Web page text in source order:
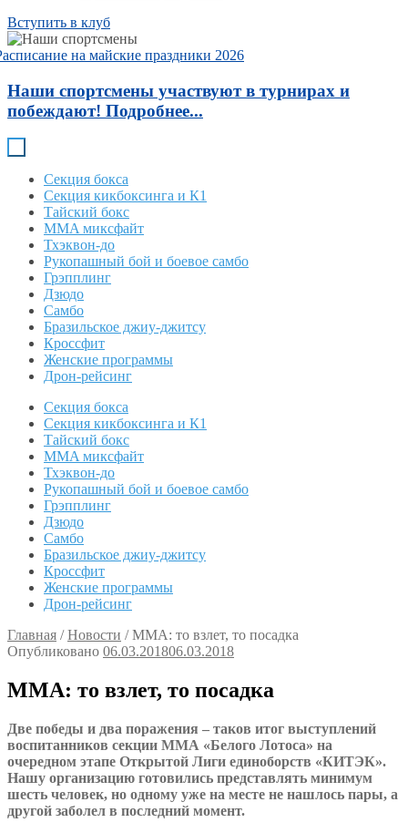
Вступить в клуб
на майские праздники 2026
Наши спортсмены участвуют в турнирах и
побеждают! Подробнее...
Секция бокса
Секция кикбоксинга и К1
Тайский бокс
MMA миксфайт
Тхэквон-до
Рукопашный бой и боевое самбо
Грэпплинг
Дзюдо
Самбо
Бразильское джиу-джитсу
Кроссфит
Женские программы
Дрон-рейсинг
Секция бокса
Секция кикбоксинга и К1
Тайский бокс
MMA миксфайт
Тхэквон-до
Рукопашный бой и боевое самбо
Грэпплинг
Дзюдо
Самбо
Бразильское джиу-джитсу
Кроссфит
Женские программы
Дрон-рейсинг
Главная /Новости /ММА: то взлет, то посадка
Опубликовано 06.03.201806.03.2018
ММА: то взлет, то посадка
Две победы и два поражения – таков итог выступлений
воспитанников секции ММА «Белого Лотоса» на
очередном этапе Открытой Лиги единоборств «КИТЭК».
Нашу организацию готовились представлять минимум
шесть человек, но одному уже на месте не нашлось пары, а
другой заболел в последний момент.